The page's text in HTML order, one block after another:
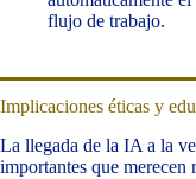
flujo de trabajo.
Implicaciones éticas y
La llegada de la IA a la
importantes que